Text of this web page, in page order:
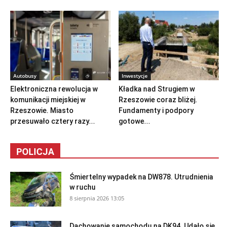
Autobusy
Elektroniczna rewolucja w
komunikacji miejskiej w
Rzeszowie. Miasto
przesuwało cztery razy...
Inwestycje
Kładka nad Strugiem w
Rzeszowie coraz bliżej.
Fundamenty i podpory
gotowe...
POLICJA
Śmiertelny wypadek na DW878. Utrudnienia
w ruchu
8 sierpnia 2026 13:05